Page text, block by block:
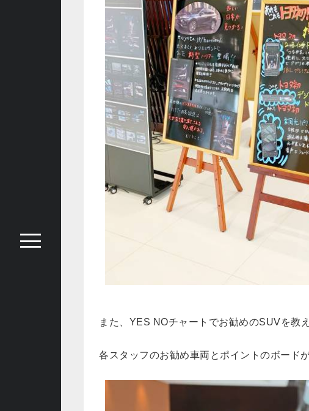
また、YES NOチャートでお勧めのSUVを教
各スタッフのお勧め車両とポイントのボード